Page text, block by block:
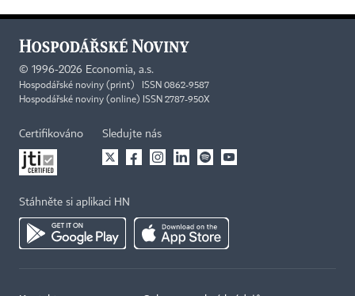
© 1996-2026 Economia, a.s.
Hospodářské noviny (print) ISSN 0862-9587
Hospodářské noviny (online) ISSN 2787-950X
Certifikováno Sledujte nás
Stáhněte si aplikaci HN